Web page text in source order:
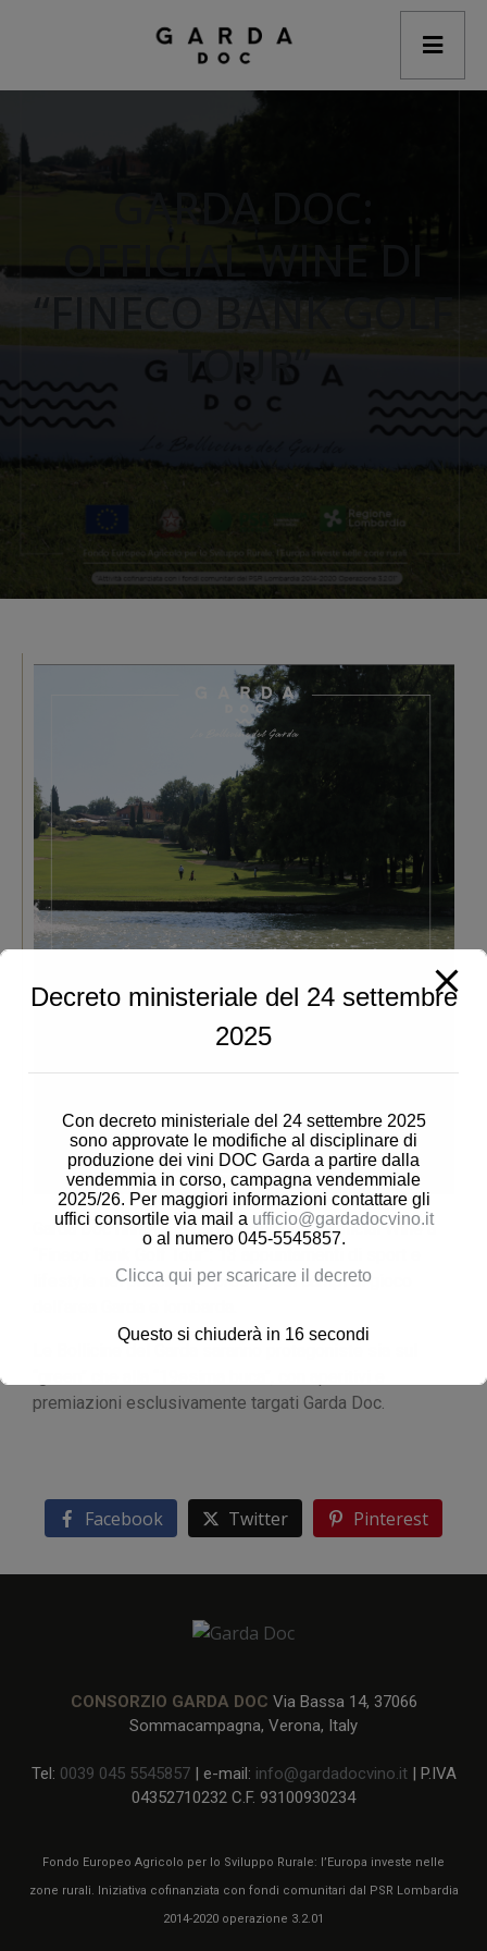
GARDA DOC:
OFFICIAL WINE DI
“FINECO BANK GOLF
TOUR”
Garda Doc rinnova la partnership come Official Wine a
lifestyle nei principali e prestigiosi campi di gioco
Le Bollicine del Garda saranno protagoniste sia sul
premiazioni esclusivamente targati Garda Doc.
Facebook Twitter Pinterest
CONSORZIO GARDA DOC Via Bassa 14, 37066
Sommacampagna, Verona, Italy
Tel: 0039 045 5545857| e-mail: info@gardadocvino.it| P.IVA
04352710232 C.F. 93100930234
Fondo Europeo Agricolo per lo Sviluppo Rurale: l’Europa investe nelle
zone rurali. Iniziativa cofinanziata con fondi comunitari dal PSR Lombardia
2014-2020 operazione 3.2.01
Decreto ministeriale del 24 settembre
2025
Con decreto ministeriale del 24 settembre 2025
sono approvate le modifiche al disciplinare di
produzione dei vini DOC Garda a partire dalla
vendemmia in corso, campagna vendemmiale
2025/26. Per maggiori informazioni contattare gli
uffici consortile via mail a ufficio@gardadocvino.it
o al numero 045-5545857.
Clicca qui per scaricare il decreto
Questo si chiuderà in 16 secondi